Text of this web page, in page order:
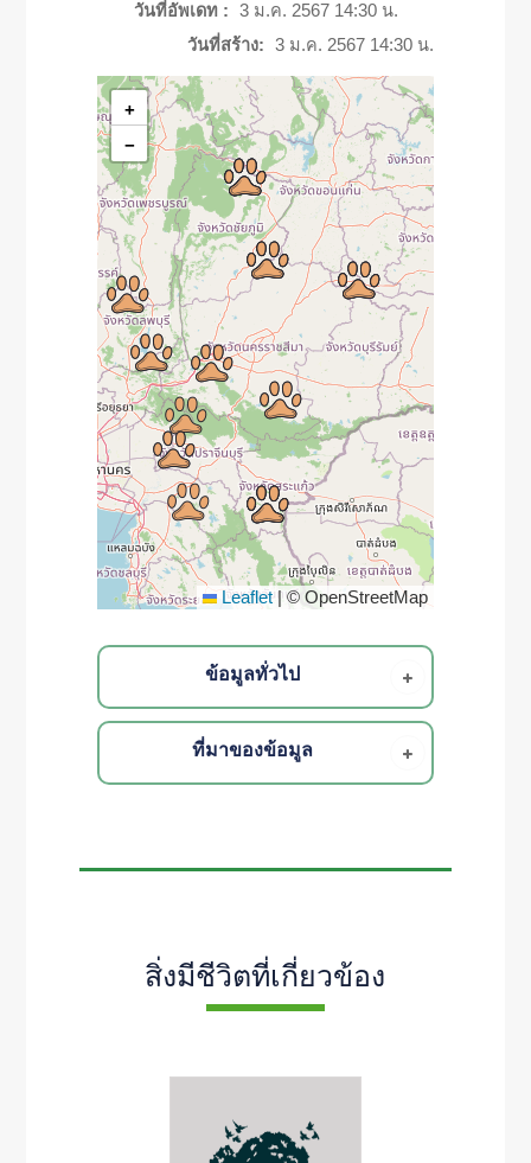
วันที่อัพเดท :
3 ม.ค. 2567 14:30 น.
วันที่สร้าง:
3 ม.ค. 2567 14:30 น.
+
−
Leaflet |© OpenStreetMap
ข้อมูลทั่วไป
ที่มาของข้อมูล
สิ่งมีชีวิตที่เกี่ยวข้อง